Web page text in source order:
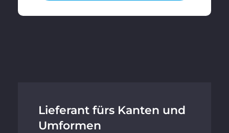
Lieferant fürs Kanten und
Umformen